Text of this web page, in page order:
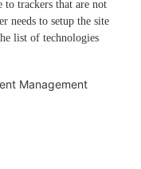
trackers that are not
needs to setup the site
list of technologies
Management